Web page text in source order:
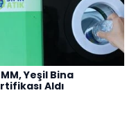
Yeşil Bina
Aldı